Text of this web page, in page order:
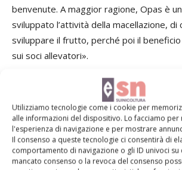
Utilizziamo tecnologie come i cookie per
alle informazioni del dispositivo. Lo facciamo per
l'esperienza di navigazione e per mostrare
Il consenso a queste tecnologie ci consentirà di
comportamento di navigazione o gli ID univoci su
mancato consenso o la revoca del consenso
benvenute. A maggior ragione, Opas è
sviluppato l’attività della macellazione, di
sviluppare il frutto, perché poi il
sui soci allevatori».
Ha poi aggiunto Fontanesi: «Oltre
valorizzazione degli altri tagli, c’è anche
filiera: un Consorzio di questo tipo può
ad esempio quella dell’informazione
passata spesso in modo troppo distorto
degli addetti ai lavori, delle problematiche